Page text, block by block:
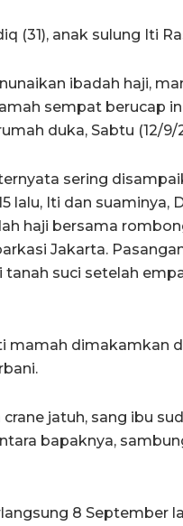
(31), anak sulung Iti
ibadah haji,
sempat berucap
duka, Sabtu (12/9/
sering
lalu, Iti dan suaminya,
haji bersama
Jakarta.
suci setelah
mamah dimakamkan
jatuh, sang ibu
bapaknya,
8 September